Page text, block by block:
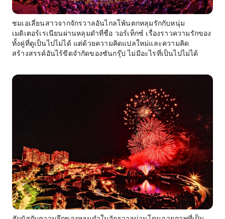
ชมเอเลี่ยนสาวจากจักรวาลอันไกลโพ้นตกหลุมรักกับหนุ่ม
เมดิเตอร์เรเนียนผ่านหลุมดำที่ชื่อ วอร์เท็กซ์ เรื่องราวความรักของ
ทั้งคู่ที่ดูเป็นไปไม่ได้ แต่ด้วยความคิดแปลใหม่และความคิด
สร้างสรรค์อันไร้ขีดจำกัดของซันกรุ๊ป ไม่มีอะไรที่เป็นไปไม่ได้